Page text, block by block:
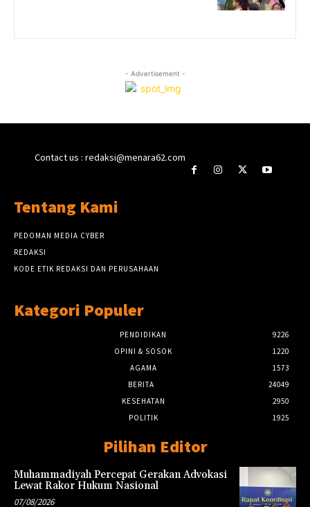
- Advertisement -
Contact us : redaksi@menara62.com
Tentang Kami
PEDOMAN MEDIA CYBER
REDAKSI
KODE ETIK REDAKSI DAN PERUSAHAAN
Kategori Populer
PENDIDIKAN
9226
OPINI & SOSOK
1220
AGAMA
1573
BERITA
24049
KESEHATAN
2950
POLITIK
1925
Pilihan Editor
Muhammadiyah Percepat Gerakan Advokasi
Lewat Rakor Hukum Nasional
07/08/2026